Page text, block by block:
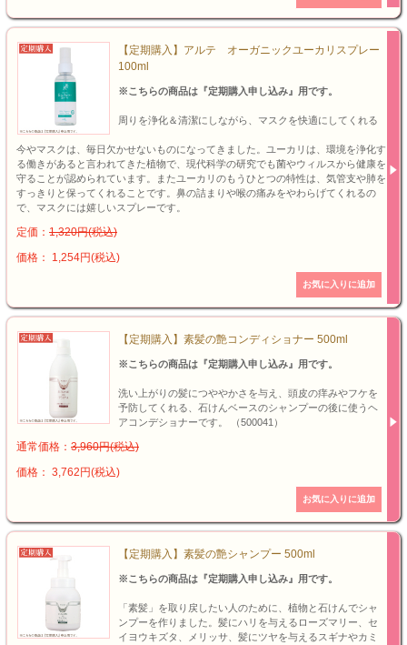
【定期購入】アルテ オーガニックユーカリスプレー
100ml
※こちらの商品は『定期購入申し込み』用です。
周りを浄化＆清潔にしながら、マスクを快適にしてくれる
今やマスクは、毎日欠かせないものになってきました。ユーカリは、環境を浄化す
る働きがあると言われてきた植物で、現代科学の研究でも菌やウィルスから健康を
守ることが認められています。またユーカリのもうひとつの特性は、気管支や肺を
すっきりと保ってくれることです。鼻の詰まりや喉の痛みをやわらげてくれるの
で、マスクには嬉しいスプレーです。
定価： 1,320円(税込)
価格： 1,254円(税込)
【定期購入】素髪の艶コンディショナー 500ml
※こちらの商品は『定期購入申し込み』用です。
洗い上がりの髪につややかさを与え、頭皮の痒みやフケを
予防してくれる、石けんベースのシャンプーの後に使うヘ
アコンデショナーです。 （500041）
通常価格： 3,960円(税込)
価格： 3,762円(税込)
【定期購入】素髪の艶シャンプー 500ml
※こちらの商品は『定期購入申し込み』用です。
「素髪」を取り戻したい人のために、植物と石けんでシャ
ンプーを作りました。髪にハリを与えるローズマリー、セ
イヨウキズタ、メリッサ、髪にツヤを与えるスギナやカミ